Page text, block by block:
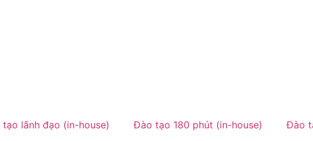
lãnh đạo (in-house) Đào tạo 180 phút (in-house) Đào